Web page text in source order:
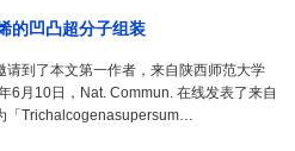
的凹凸超分子组装
到了本文第一作者，来自陕西师范大学
6月10日，Nat. Commun. 在线发表了来自
「Trichalcogenasupersum…